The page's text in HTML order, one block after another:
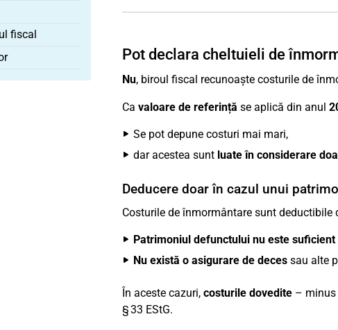
Pot declara cheltuieli de
Nu, biroul fiscal recunoaște costurile de
Ca valoare de referință se aplică din anul
Se pot depune costuri mai mari,
dar acestea sunt luate în considerare
Deducere doar în cazul unui
Costurile de înmormântare sunt deductibile
Patrimoniul defunctului nu este suficient
Nu există o asigurare de decessau alte
În aceste cazuri, costurile dovedite– minus
§ 33 EStG.
fiscal